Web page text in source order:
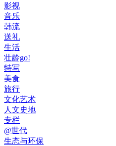
影视
音乐
韩流
送礼
生活
壮龄go!
特写
美食
旅行
文化艺术
人文史地
专栏
@世代
生态与环保